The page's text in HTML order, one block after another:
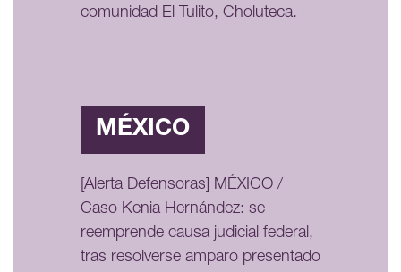
comunidad El Tulito, Choluteca.
MÉXICO
[Alerta Defensoras] MÉXICO /
Caso Kenia Hernández: se
reemprende causa judicial federal,
tras resolverse amparo presentado